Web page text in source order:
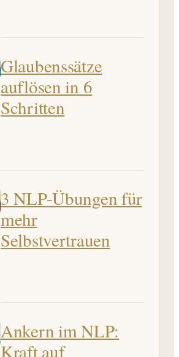
Glaubenssätze
auflösen in 6
Schritten
3 NLP-Übungen für
mehr
Selbstvertrauen
Ankern im NLP:
Kraft auf